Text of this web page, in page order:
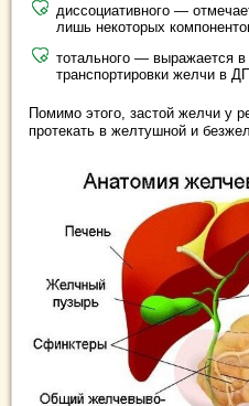
диссоциативного —
лишь некоторых
тотального — выражается
транспортировки желчи в
Помимо этого, застой желчи у
протекать в желтушной и